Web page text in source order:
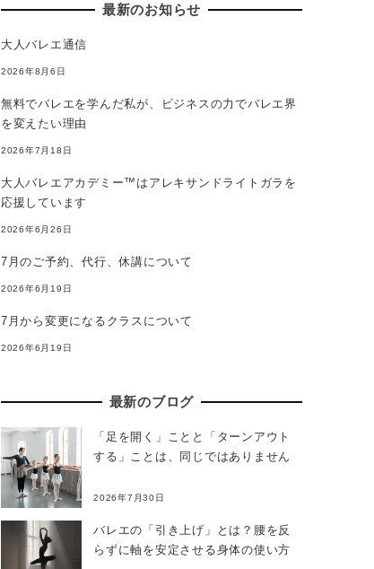
最新のお知らせ
大人バレエ通信
2026年8月6日
無料でバレエを学んだ私が、ビジネスの力でバレエ界
を変えたい理由
2026年7月18日
大人バレエアカデミー™はアレキサンドライトガラを
応援しています
2026年6月26日
7月のご予約、代行、休講について
2026年6月19日
7月から変更になるクラスについて
2026年6月19日
最新のブログ
「足を開く」ことと「ターンアウト
する」ことは、同じではありません
2026年7月30日
バレエの「引き上げ」とは？腰を反
らずに軸を安定させる身体の使い方